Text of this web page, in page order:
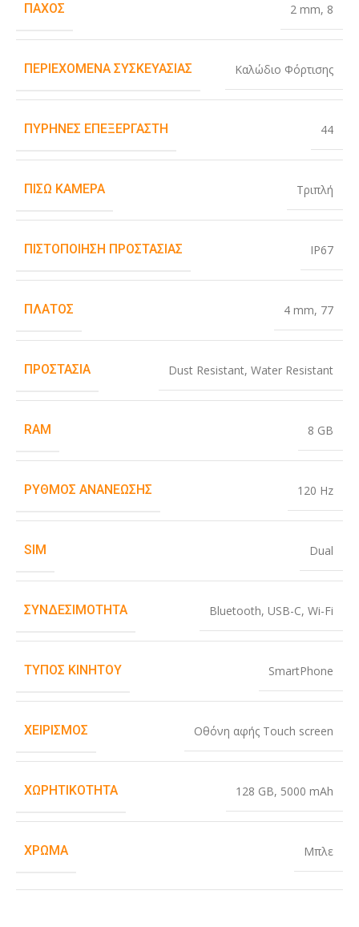
ΠΆΧΟΣ 2 mm, 8
ΠΕΡΙΕΧΌΜΕΝΑ ΣΥΣΚΕΥΑΣΊΑΣ Καλώδιο Φόρτισης
ΠΥΡΉΝΕΣ ΕΠΕΞΕΡΓΑΣΤΉ 44
ΠΊΣΩ ΚΆΜΕΡΑ Τριπλή
ΠΙΣΤΟΠΟΊΗΣΗ ΠΡΟΣΤΑΣΊΑΣ IP67
ΠΛΆΤΟΣ 4 mm, 77
ΠΡΟΣΤΑΣΊΑ Dust Resistant, Water Resistant
RAM 8 GB
ΡΥΘΜΌΣ ΑΝΑΝΈΩΣΗΣ 120 Hz
SIM Dual
ΣΥΝΔΕΣΙΜΌΤΗΤΑ Bluetooth, USB-C, Wi-Fi
ΤΎΠΟΣ ΚΙΝΗΤΟΎ SmartPhone
ΧΕΙΡΙΣΜΌΣ Οθόνη αφής Touch screen
ΧΩΡΗΤΙΚΌΤΗΤΑ 128 GB, 5000 mAh
ΧΡΏΜΑ Μπλε